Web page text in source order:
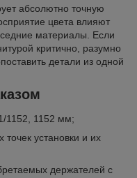
абсолютно точную
цвета влияют
материалы. Если
критично, разумно
детали из одной
1152, 1152 мм;
установки и их
держателей с